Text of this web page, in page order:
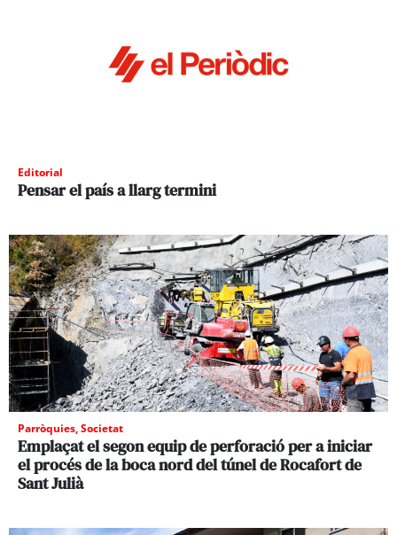
Editorial
Pensar el país a llarg termini
Parròquies,Societat
Emplaçat el segon equip de perforació per a iniciar
el procés de la boca nord del túnel de Rocafort de
Sant Julià